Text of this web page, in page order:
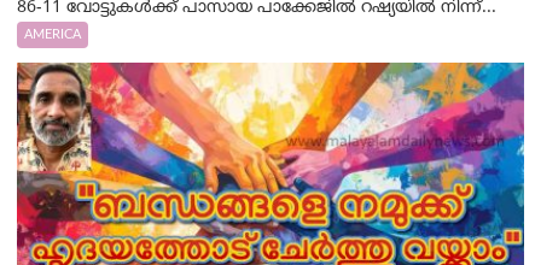
86-11 വോട്ടുകൾക്ക് പാസായ പാക്കേജിൽ റഷ്യയിൽ നിന്ന്...
AMERICA